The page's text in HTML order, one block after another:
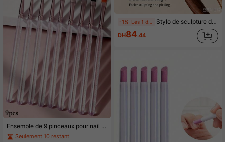
Ensemble de 9 pinceaux pour nail art de la série violet glace japonaise, comprend : pinceau pour nail art, pinceau liner, pinceau double face, pinceau structurel, stylo de peinture gel UV, pinceau dégradé, convient pour les salons de manucure et l'utilisation à domicile
Seulement 10 restant
-1% Stylo de sculpture d'ongles en bois de santal à double extrémité | Sculpture & Prélèvement tout-en-un
DH84.44